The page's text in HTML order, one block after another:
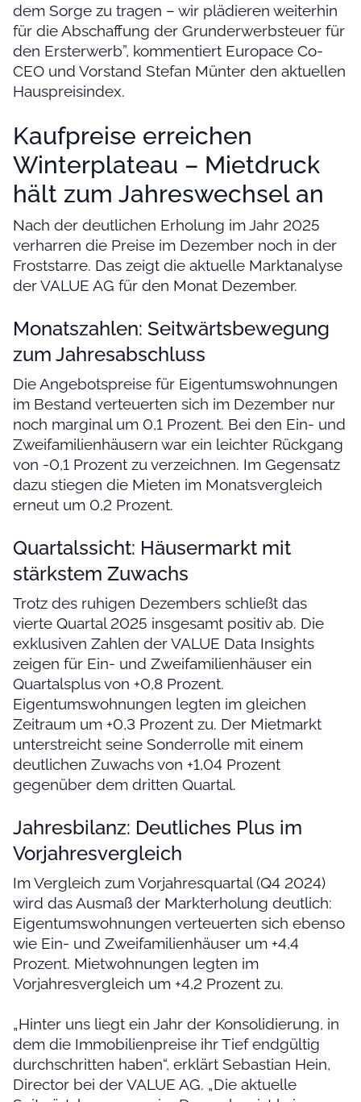
dem Sorge zu tragen – wir plädieren weiterhin
für die Abschaffung der Grunderwerbsteuer für
den Ersterwerb”, kommentiert Europace Co-
CEO und Vorstand Stefan Münter den aktuellen
Hauspreisindex.
Kaufpreise erreichen
Winterplateau – Mietdruck
hält zum Jahreswechsel an
Nach der deutlichen Erholung im Jahr 2025
verharren die Preise im Dezember noch in der
Froststarre. Das zeigt die aktuelle Marktanalyse
der VALUE AG für den Monat Dezember.
Monatszahlen: Seitwärtsbewegung
zum Jahresabschluss
Die Angebotspreise für Eigentumswohnungen
im Bestand verteuerten sich im Dezember nur
noch marginal um 0,1 Prozent. Bei den Ein- und
Zweifamilienhäusern war ein leichter Rückgang
von -0,1 Prozent zu verzeichnen. Im Gegensatz
dazu stiegen die Mieten im Monatsvergleich
erneut um 0,2 Prozent.
Quartalssicht: Häusermarkt mit
stärkstem Zuwachs
Trotz des ruhigen Dezembers schließt das
vierte Quartal 2025 insgesamt positiv ab. Die
exklusiven Zahlen der VALUE Data Insights
zeigen für Ein- und Zweifamilienhäuser ein
Quartalsplus von +0,8 Prozent.
Eigentumswohnungen legten im gleichen
Zeitraum um +0,3 Prozent zu. Der Mietmarkt
unterstreicht seine Sonderrolle mit einem
deutlichen Zuwachs von +1,04 Prozent
gegenüber dem dritten Quartal.
Jahresbilanz: Deutliches Plus im
Vorjahresvergleich
Im Vergleich zum Vorjahresquartal (Q4 2024)
wird das Ausmaß der Markterholung deutlich:
Eigentumswohnungen verteuerten sich ebenso
wie Ein- und Zweifamilienhäuser um +4,4
Prozent. Mietwohnungen legten im
Vorjahresvergleich um +4,2 Prozent zu.
„Hinter uns liegt ein Jahr der Konsolidierung, in
dem die Immobilienpreise ihr Tief endgültig
durchschritten haben“, erklärt Sebastian Hein,
Director bei der VALUE AG. „Die aktuelle